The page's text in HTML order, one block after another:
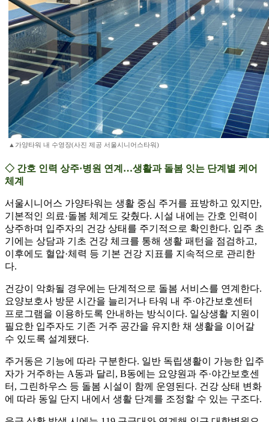
▲가양타워 내 수영장(사진 제공 서울시니어스타워)
◇ 간호 인력 상주·병원 연계…생활과 돌봄 잇는 단계별 케어
체계
서울시니어스 가양타워는 생활 중심 주거를 표방하고 있지만,
기본적인 의료·돌봄 체계도 갖췄다. 시설 내에는 간호 인력이
상주하며 입주자의 건강 상태를 주기적으로 확인한다. 입주 초
기에는 상담과 기초 건강 체크를 통해 생활 패턴을 점검하고,
이후에도 혈압·체력 등 기본 건강 지표를 지속적으로 관리한
다.
건강이 악화될 경우에는 단계적으로 돌봄 서비스를 연계한다.
요양보호사 방문 시간을 늘리거나 타워 내 주·야간보호센터
프로그램을 이용하도록 안내하는 방식이다. 일상생활 지원이
필요한 입주자도 기존 거주 공간을 유지한 채 생활을 이어갈
수 있도록 설계됐다.
주거동은 기능에 따라 구분한다. 일반 독립생활이 가능한 입주
자가 거주하는 A동과 달리, B동에는 요양원과 주·야간보호센
터, 그린하우스 등 돌봄 시설이 함께 운영된다. 건강 상태 변화
에 따라 동일 단지 내에서 생활 단계를 조정할 수 있는 구조다.